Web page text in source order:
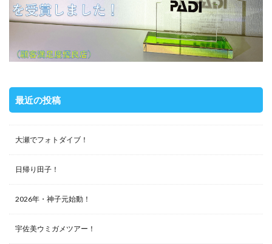
最近の投稿
大瀬でフォトダイブ！
日帰り田子！
2026年・神子元始動！
宇佐美ウミガメツアー！